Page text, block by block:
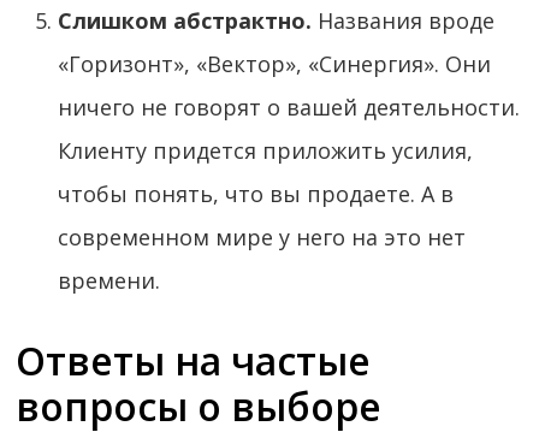
Слишком абстрактно. Названия вроде
«Горизонт», «Вектор», «Синергия». Они
ничего не говорят о вашей деятельности.
Клиенту придется приложить усилия,
чтобы понять, что вы продаете. А в
современном мире у него на это нет
времени.
Ответы на частые
вопросы о выборе